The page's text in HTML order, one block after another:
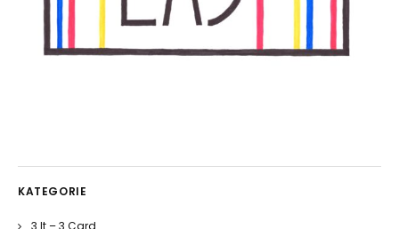
KATEGORIE
3 It – 3 Card